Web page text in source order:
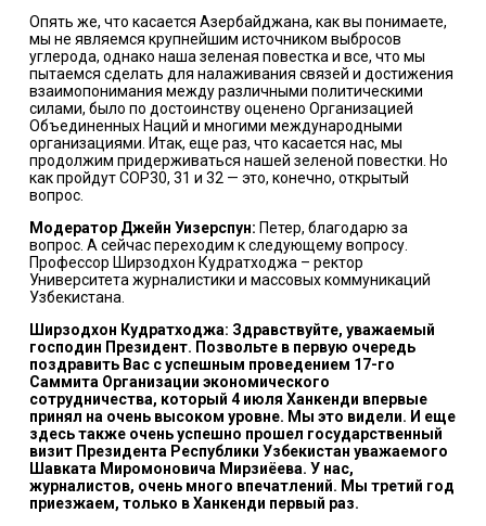
Опять же, что касается Азербайджана, как вы понимаете,
мы не являемся крупнейшим источником выбросов
углерода, однако наша зеленая повестка и все, что мы
пытаемся сделать для налаживания связей и достижения
взаимопонимания между различными политическими
силами, было по достоинству оценено Организацией
Объединенных Наций и многими международными
организациями. Итак, еще раз, что касается нас, мы
продолжим придерживаться нашей зеленой повестки. Но
как пройдут COP30, 31 и 32 — это, конечно, открытый
вопрос.
Модератор Джейн Уизерспун: Петер, благодарю за
вопрос. А сейчас переходим к следующему вопросу.
Профессор Ширзодхон Кудратходжа – ректор
Университета журналистики и массовых коммуникаций
Узбекистана.
Ширзодхон Кудратходжа: Здравствуйте, уважаемый
господин Президент. Позвольте в первую очередь
поздравить Вас с успешным проведением 17-го
Саммита Организации экономического
сотрудничества, который 4 июля Ханкенди впервые
принял на очень высоком уровне. Мы это видели. И еще
здесь также очень успешно прошел государственный
визит Президента Республики Узбекистан уважаемого
Шавката Миромоновича Мирзиёева. У нас,
журналистов, очень много впечатлений. Мы третий год
приезжаем, только в Ханкенди первый раз.